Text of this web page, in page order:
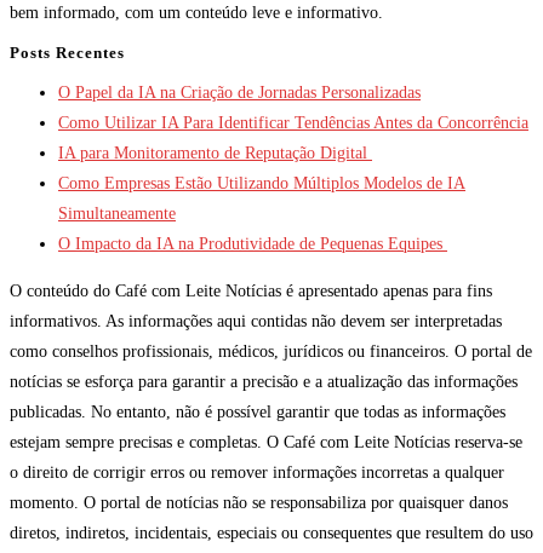
bem informado, com um conteúdo leve e informativo.
Posts Recentes
O Papel da IA na Criação de Jornadas Personalizadas
Como Utilizar IA Para Identificar Tendências Antes da Concorrência
IA para Monitoramento de Reputação Digital
Como Empresas Estão Utilizando Múltiplos Modelos de IA
Simultaneamente
O Impacto da IA na Produtividade de Pequenas Equipes
O conteúdo do Café com Leite Notícias é apresentado apenas para fins
informativos. As informações aqui contidas não devem ser interpretadas
como conselhos profissionais, médicos, jurídicos ou financeiros. O portal de
notícias se esforça para garantir a precisão e a atualização das informações
publicadas. No entanto, não é possível garantir que todas as informações
estejam sempre precisas e completas. O Café com Leite Notícias reserva-se
o direito de corrigir erros ou remover informações incorretas a qualquer
momento. O portal de notícias não se responsabiliza por quaisquer danos
diretos, indiretos, incidentais, especiais ou consequentes que resultem do uso